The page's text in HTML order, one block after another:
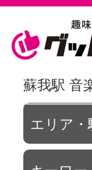
蘇我駅 音
エリア・